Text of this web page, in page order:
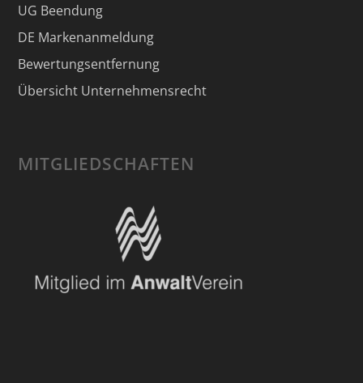
UG Beendung
DE Markenanmeldung
Bewertungsentfernung
Übersicht Unternehmensrecht
MITGLIEDSCHAFTEN